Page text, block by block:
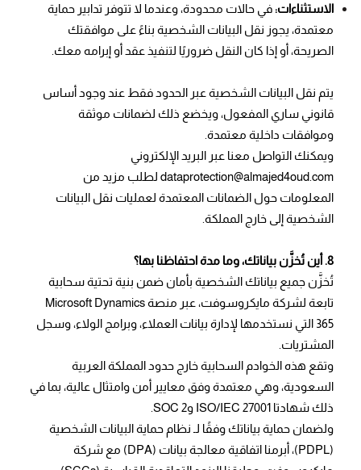
الاستثناءات:في حالات محدودة، وعندما لا تتوفر تدابير حماية
معتمدة، يجوز نقل البيانات الشخصية بناءً على موافقتك
الصريحة، أو إذا كان النقل ضروريًا لتنفيذ عقد أو إبرامه معك.
يتم نقل البيانات الشخصية عبر الحدود فقط عند وجود أساس
قانوني ساري المفعول، ويخضع ذلك لضمانات موثقة
وموافقات داخلية معتمدة.
ويمكنك التواصل معنا عبر البريد الإلكتروني
dataprotection@almajed4oud.com لطلب مزيد من
المعلومات حول الضمانات المعتمدة لعمليات نقل البيانات
الشخصية إلى خارج المملكة.
8. أين تُخزَّن بياناتك، وما مدة احتفاظنا بها؟
تُخزَّن جميع بياناتك الشخصية بأمان ضمن بنية تحتية سحابية
تابعة لشركة مايكروسوفت، عبر منصة Microsoft Dynamics
365 التي نستخدمها لإدارة بيانات العملاء، وبرامج الولاء، وسجل
المشتريات.
وتقع هذه الخوادم السحابية خارج حدود المملكة العربية
السعودية، وهي معتمدة وفق معايير أمن وامتثال عالية، بما في
ذلك شهادتا ISO/IEC 27001 وSOC 2.
ولضمان حماية بياناتك وفقًا لـ نظام حماية البيانات الشخصية
(PDPL)، أبرمنا اتفاقية معالجة بيانات (DPA) مع شركة